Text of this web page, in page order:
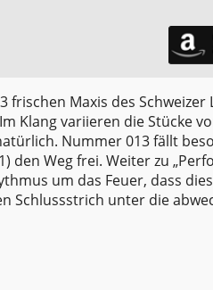
frischen Maxis des
Klang variieren die Stücke
Nummer 013 fällt
den Weg frei. Weiter zu
um das Feuer, dass
Schlussstrich unter die